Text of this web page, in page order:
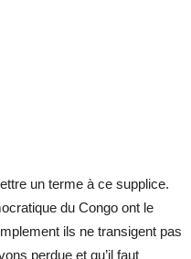
un terme à ce supplice.
du Congo ont le
ils ne transigent pas
perdue et qu’il faut